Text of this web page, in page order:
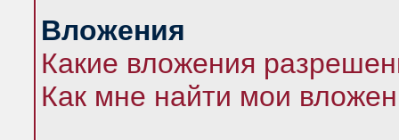
Вложения
Какие вложения
Как мне найти мои